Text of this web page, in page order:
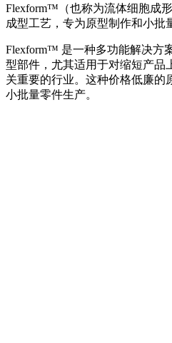
Flexform™（也称为流体细胞成
成型工艺，专为原型制作和小批
Flexform™ 是一种多功能解决方
型部件，尤其适用于对缩短产品
关重要的行业。这种价格低廉的
小批量零件生产。